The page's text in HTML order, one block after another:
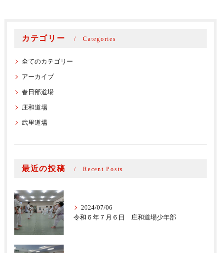
カテゴリー Categories
全てのカテゴリー
アーカイブ
春日部道場
庄和道場
武里道場
最近の投稿 Recent Posts
2024/07/06
令和６年７月６日 庄和道場少年部